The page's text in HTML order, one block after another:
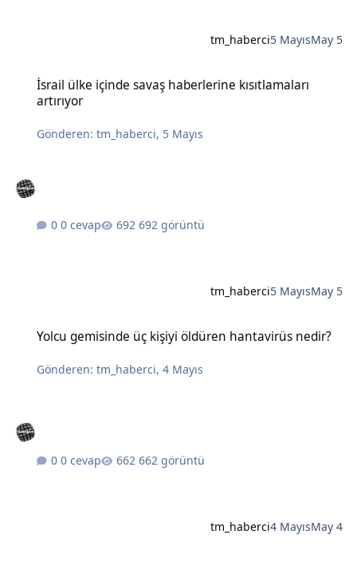
tm_haberci5 MayısMay 5
İsrail ülke içinde savaş haberlerine kısıtlamaları
artırıyor
Gönderen:tm_haberci, 5 Mayıs
0 cevap 692 görüntü
tm_haberci5 MayısMay 5
Yolcu gemisinde üç kişiyi öldüren hantavirüs nedir?
Gönderen:tm_haberci,4 Mayıs
0 cevap 662 görüntü
tm_haberci4 MayısMay 4